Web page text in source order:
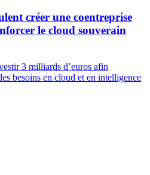
créer une coentreprise
le cloud souverain
3 milliards d’euros afin
besoins en cloud et en intelligence